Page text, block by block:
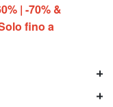
| -70% &
fino a